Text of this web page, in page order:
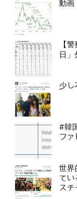
動画
【
日
少し
#韓
ファ
世界
てい
スチ